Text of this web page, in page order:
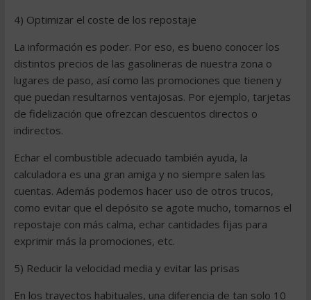
4) Optimizar el coste de los repostaje
La información es poder. Por eso, es bueno conocer los
distintos precios de las gasolineras de nuestra zona o
lugares de paso, así como las promociones que tienen y
que puedan resultarnos ventajosas. Por ejemplo, tarjetas
de fidelización que ofrezcan descuentos directos o
indirectos.
Echar el combustible adecuado también ayuda, la
calculadora es una gran amiga y no siempre salen las
cuentas. Además podemos hacer uso de otros trucos,
como evitar que el depósito se agote mucho, tomarnos el
repostaje con más calma, echar cantidades fijas para
exprimir más la promociones, etc.
5) Reducir la velocidad media y evitar las prisas
En los trayectos habituales, una diferencia de tan solo 10